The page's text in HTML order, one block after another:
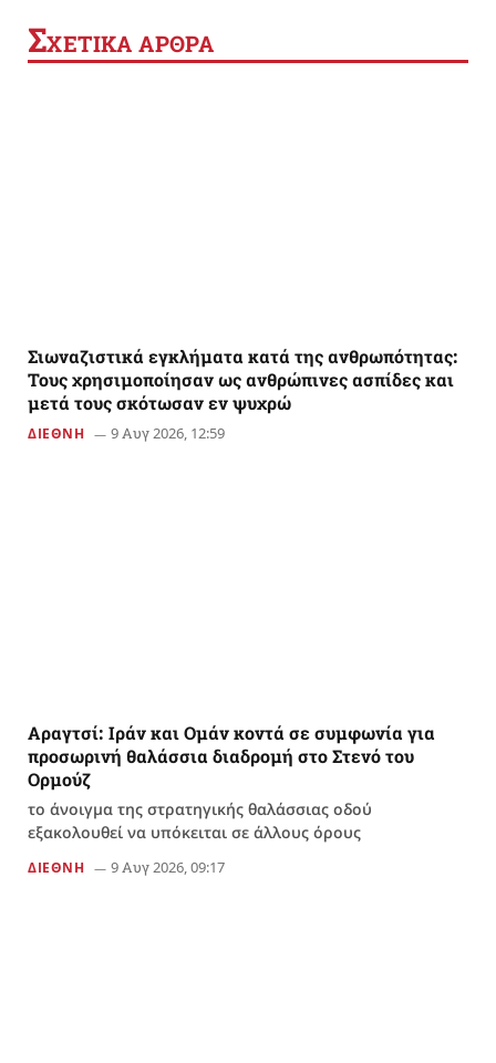
ΣΧΕΤΙΚΑ ΑΡΘΡΑ
Σιωναζιστικά εγκλήματα κατά της ανθρωπότητας:
Τους χρησιμοποίησαν ως ανθρώπινες ασπίδες και
μετά τους σκότωσαν εν ψυχρώ
ΔΙΕΘΝΗ 9 Αυγ 2026, 12:59
Αραγτσί: Ιράν και Ομάν κοντά σε συμφωνία για
προσωρινή θαλάσσια διαδρομή στο Στενό του
Ορμούζ
το άνοιγμα της στρατηγικής θαλάσσιας οδού
εξακολουθεί να υπόκειται σε άλλους όρους
ΔΙΕΘΝΗ 9 Αυγ 2026, 09:17